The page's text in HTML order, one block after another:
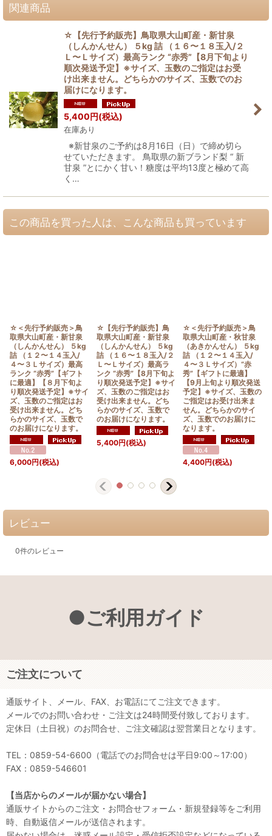
関連商品
☆【先行予約販売】鳥取県大山町産・新甘泉
（しんかんせん） ５kg 詰 （１６〜１８玉入/２
Ｌ〜Ｌサイズ）最高ランク “赤秀”【8月下旬より
順次発送予定】※サイズ、玉数のご指定はお受
け出来ません。どちらかのサイズ、玉数でのお
届けになります。
5,400円(税込)
在庫あり
※新甘泉のご予約は8月16日（日）で締め切ら
せていただきます。 鳥取県の新ブランド梨 “ 新
甘泉 ”とにかく甘い！糖度は平均13度と極めて高
く…
この商品を買った人は、こんな商品も買っています
☆＜先行予約販売＞鳥
取県大山町産・新甘泉
（しんかんせん） ５kg
詰 （１２〜１４玉入/
４〜３Ｌサイズ）最高
ランク “赤秀”【ギフト
に最適】【８月下旬よ
り順次発送予定】※サイ
ズ、玉数のご指定はお
受け出来ません。どち
らかのサイズ、玉数で
のお届けになります。
6,000円(税込)
☆【先行予約販売】鳥
取県大山町産・新甘泉
（しんかんせん） ５kg
詰 （１６〜１８玉入/２
Ｌ〜Ｌサイズ）最高ラ
ンク “赤秀”【8月下旬よ
り順次発送予定】※サイ
ズ、玉数のご指定はお
受け出来ません。どち
らかのサイズ、玉数で
のお届けになります。
5,400円(税込)
☆＜先行予約販売＞鳥
取県大山町産・秋甘泉
（あきかんせん） ５kg
詰 （１２〜１４玉入/
４〜３Ｌサイズ）“赤
秀”【ギフトに最適】
【9月上旬より順次発送
予定】※サイズ、玉数の
ご指定はお受け出来ま
せん。どちらかのサイ
ズ、玉数でのお届けに
なります。
4,400円(税込)
レビュー
0件のレビュー
●ご利用ガイド
ご注文について
通販サイト、メール、FAX、お電話にてご注文できます。
メールでのお問い合わせ・ご注文は24時間受付致しております。
定休日（土日祝）のお問合せ、ご注文確認は翌営業日となります。
TEL：0859-54-6600（電話でのお問合せは平日9:00～17:00）
FAX：0859-546601
【当店からのメールが届かない場合】
通販サイトからのご注文・お問合せフォーム・新規登録等をご利用
時、自動返信メールが送信されます。